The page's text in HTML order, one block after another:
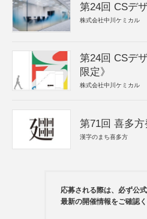
第24回 CSデ
株式会社中川ケミカル
第24回 CSデ
限定》
株式会社中川ケミカル
第71回 喜多
漢字のまち喜多方
応募される際は、必ず公
最新の開催情報をご確認く